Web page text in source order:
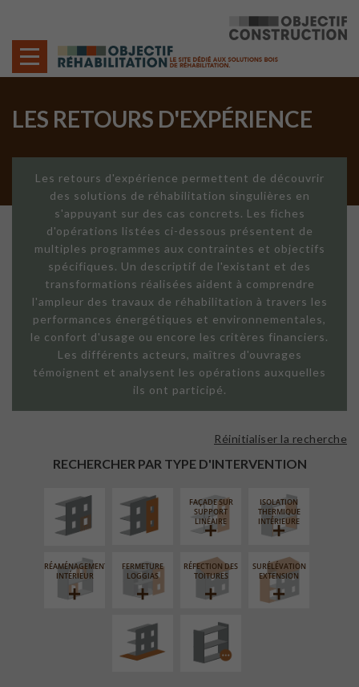
LES RETOURS D'EXPÉRIENCE
Les retours d'expérience permettent de découvrir
des solutions de réhabilitation singulières en
s'appuyant sur des cas concrets. Les fiches
d'opérations listées ci-dessous présentent de
multiples programmes aux contraintes et objectifs
spécifiques. Un descriptif de l'existant et des
transformations réalisées aident à comprendre
l'ampleur des travaux de réhabilitation à travers les
performances énergétiques et environnementales,
le confort d'usage ou encore les critères financiers.
Les différents acteurs, maîtres d'ouvrages
témoignent et analysent les opérations auxquelles
ils ont participé.
RECHERCHER PAR TYPE D'INTERVENTION
Réinitialiser la recherche
EXTÉRIEURE
FAÇADE SUR
SUPPORT
LINÉAIRE
ISOLATION
THERMIQUE
INTÉRIEURE
RÉAMÉNAGEMENT
INTÉRIEUR
FERMETURE
LOGGIAS
RÉFECTION DES
TOITURES
SURÉLÉVATION
EXTENSION
AMÉNAGEMENT
EXTÉRIEUR
PROCÉDÉ
PARTICULIER